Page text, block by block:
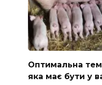
Оптимальна
яка має бути у